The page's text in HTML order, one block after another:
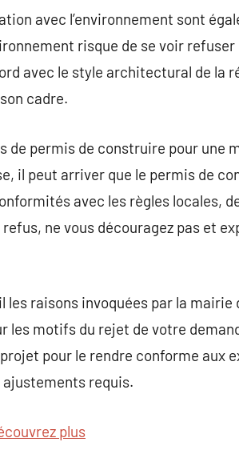
avec l’environnement sont
risque de se voir refuser
avec le style architectural de la
cadre.
de permis de construire pour une
il peut arriver que le permis de
avec les règles locales,
ne vous découragez pas et
les raisons invoquées par la
les motifs du rejet de votre
pour le rendre conforme aux
requis.
plus